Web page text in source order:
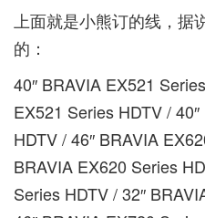
上面就是小熊订的线，据
的：
40″ BRAVIA EX521
EX521 Series HDTV /
HDTV / 46″ BRAVIA
BRAVIA EX620 Series
Series HDTV / 32″